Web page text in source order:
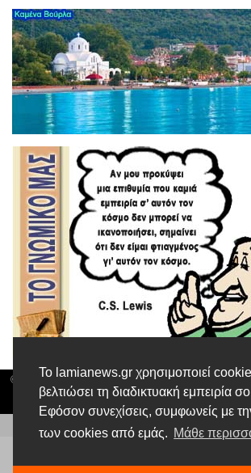
Το lamianews.gr χρησιμοποιεί
βελτιώσει τη διαδικτυακή εμπειρία
Εφόσον συνεχίσεις, συμφωνείς με
των cookies από εμάς. Μάθε
© Lamia News | Διεύθυνση: Καποδιστρίου 3 ΤΚ-
22310 24300 |
Πολιτική απορρήτου Αίτηση Διαχείρισης Προσωπικών
Δημιουργία της Ιστοσελίδας byWeb